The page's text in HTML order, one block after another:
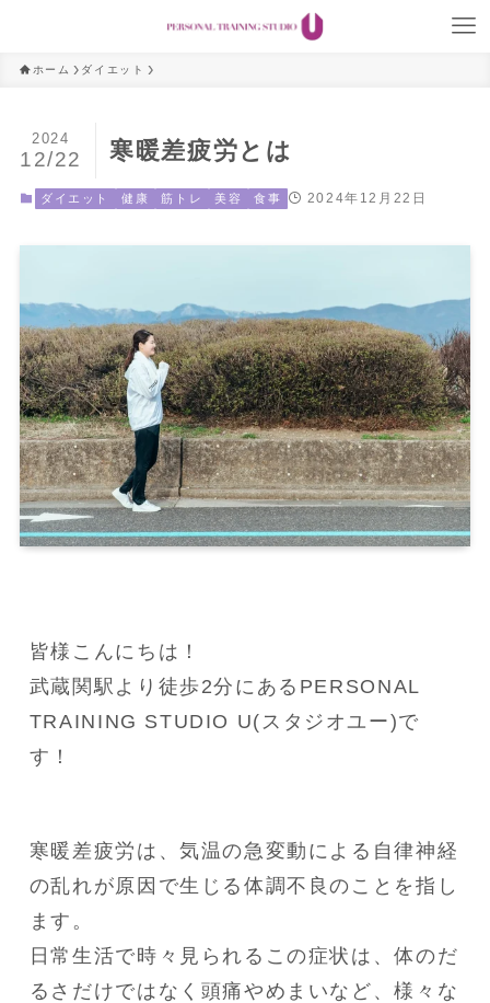
ホーム ダイエット
寒暖差疲労とは
2024
12/22
ダイエット 健康 筋トレ 美容 食事 2024年12月22日
皆様こんにちは！
武蔵関駅より徒歩2分にあるPERSONAL
TRAINING STUDIO U(スタジオユー)で
す！
寒暖差疲労は、気温の急変動による自律神経
の乱れが原因で生じる体調不良のことを指し
ます。
日常生活で時々見られるこの症状は、体のだ
るさだけではなく頭痛やめまいなど、様々な